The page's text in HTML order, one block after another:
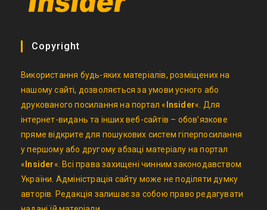
Copyright
Використання будь-яких матеріалів, розміщених на
нашому сайті, дозволяється за умови усного або
друкованого посилання на портал « Insider«. Для
інтернет-видань та інших веб-сайтів – обов’язкове
пряме відкрите для пошукових систем гіперпосилання
у першому або другому абзаці матеріалу на портал
« Insider«. Всі права захищені чинним законодавством
України. Адміністрація сайту може не поділяти думку
авторів. Редакція залишає за собою право редагувати